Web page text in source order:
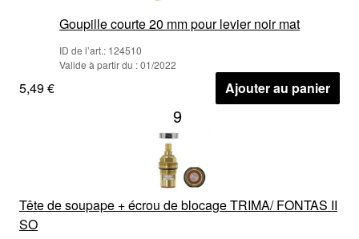
Goupille courte 20 mm pour levier noir mat
ID de l’art.: 124510
Valide à partir du : 01/2022
5,49 € Ajouter au panier
9
Tête de soupape + écrou de blocage TRIMA/ FONTAS II
SO